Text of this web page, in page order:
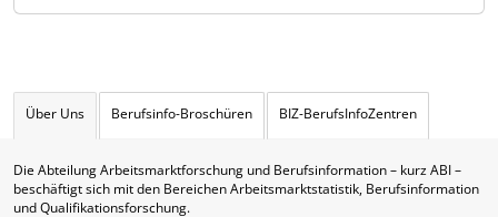
Über Uns Berufsinfo-Broschüren BIZ-BerufsInfoZentren
Die Abteilung Arbeitsmarktforschung und Berufsinformation – kurz ABI –
beschäftigt sich mit den Bereichen Arbeitsmarktstatistik, Berufsinformation
und Qualifikationsforschung.